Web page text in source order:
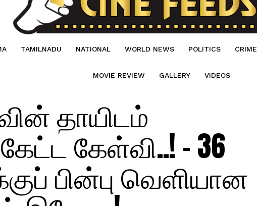
TAMILNADU NATIONAL WORLD NEWS POLITICS CRIME
MOVIE REVIEW GALLERY VIDEOS
தாயிடம்
கேள்வி..! – 36
பின்பு வெளியான